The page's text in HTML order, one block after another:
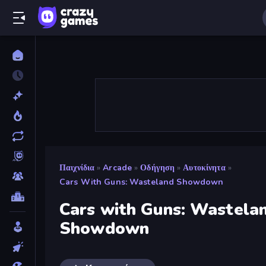
Παιχνίδια » Arcade » Οδήγηση » Αυτοκίνητα »
Cars With Guns: Wasteland Showdown
Cars with Guns:
Showdown